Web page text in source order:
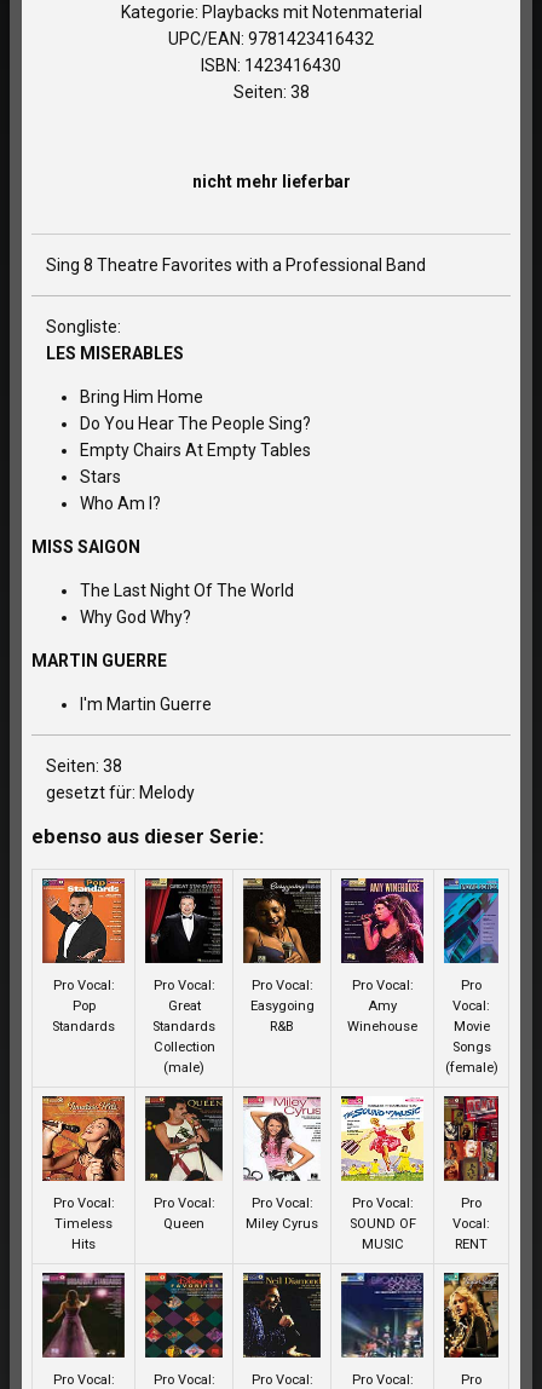
Kategorie: Playbacks mit Notenmaterial
UPC/EAN: 9781423416432
ISBN: 1423416430
Seiten: 38
nicht mehr lieferbar
Sing 8 Theatre Favorites with a Professional Band
Songliste:
LES MISERABLES
Bring Him Home
Do You Hear The People Sing?
Empty Chairs At Empty Tables
Stars
Who Am I?
MISS SAIGON
The Last Night Of The World
Why God Why?
MARTIN GUERRE
I'm Martin Guerre
Seiten: 38
gesetzt für: Melody
ebenso aus dieser Serie:
Pro Vocal:
Pop
Standards
Pro Vocal:
Great
Standards
Collection
(male)
Pro Vocal:
Easygoing
R&B
Pro Vocal:
Amy
Winehouse
Pro
Vocal:
Movie
Songs
(female)
Pro Vocal:
Timeless
Hits
Pro Vocal:
Queen
Pro Vocal:
Miley Cyrus
Pro Vocal:
SOUND OF
MUSIC
Pro
Vocal:
RENT
Pro Vocal: Pro Vocal: Pro Vocal: Pro Vocal: Pro